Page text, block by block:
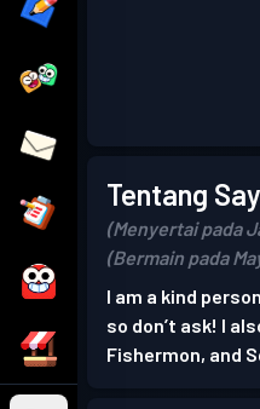
Tentang
(Menyertai pada
(Bermain pada
I am a kind
so don’t ask! I
Fishermon, and